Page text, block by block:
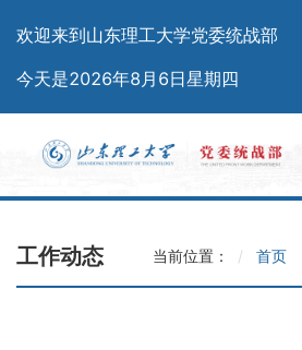
欢迎来到山东理工大学党委统战部
今天是2026年8月6日星期四
工作动态 当前位置： 首页